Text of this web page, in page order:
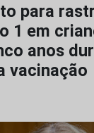
para
1 em
anos
vacinação